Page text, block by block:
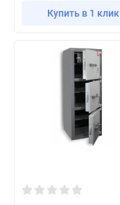
Купить в 1 клик